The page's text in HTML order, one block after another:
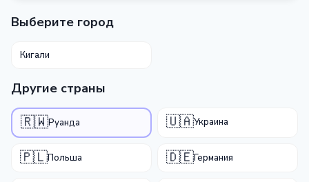
Выберите город
Кигали
Другие страны
🇷🇼Руанда 🇺🇦Украина
🇵🇱Польша 🇩🇪Германия